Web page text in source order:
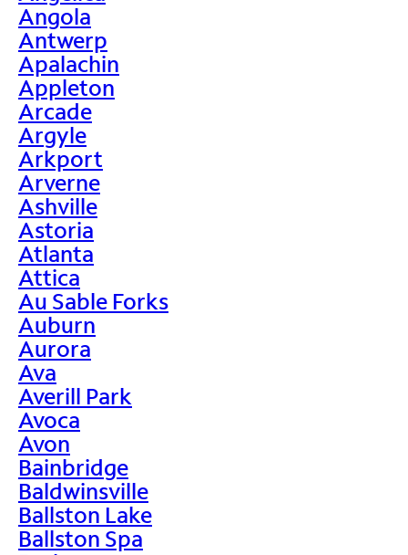
Angola
Antwerp
Apalachin
Appleton
Arcade
Argyle
Arkport
Arverne
Ashville
Astoria
Atlanta
Attica
Au Sable Forks
Auburn
Aurora
Ava
Averill Park
Avoca
Avon
Bainbridge
Baldwinsville
Ballston Lake
Ballston Spa